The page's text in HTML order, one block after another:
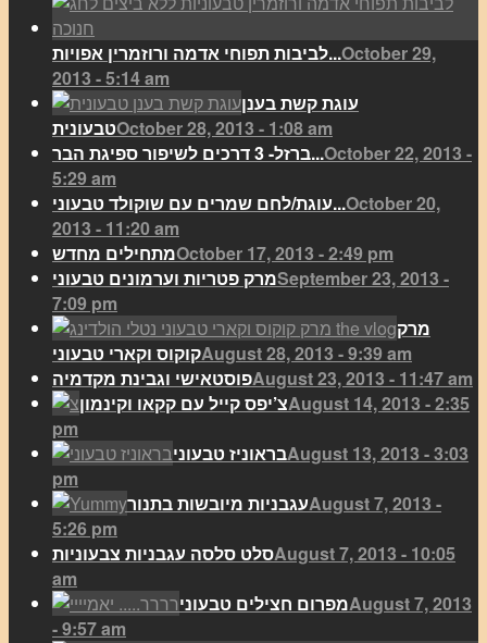
לביבות תפוחי אדמה ורוזמרין אפויות...October 29,
2013 - 5:14 am
עוגת קשת בענן
טבעוניתOctober 28, 2013 - 1:08 am
ברזל- 3 דרכים לשיפור ספיגת הבר...October 22, 2013 -
5:29 am
עוגת/לחם שמרים עם שוקולד טבעוני...October 20,
2013 - 11:20 am
מתחילים מחדשOctober 17, 2013 - 2:49 pm
מרק פטריות וערמונים טבעוניSeptember 23, 2013 -
7:09 pm
מרק
קוקוס וקארי טבעוניAugust 28, 2013 - 9:39 am
פוסטאישי וגבינת מקדמיהAugust 23, 2013 - 11:47 am
צ’יפס קייל עם קקאו וקינמוןAugust 14, 2013 - 2:35
pm
בראוניז טבעוניAugust 13, 2013 - 3:03
pm
עגבניות מיובשות בתנורAugust 7, 2013 -
5:26 pm
סלט סלסה עגבניות צבעוניותAugust 7, 2013 - 10:05
am
מפרום חצילים טבעוניAugust 7, 2013
- 9:57 am